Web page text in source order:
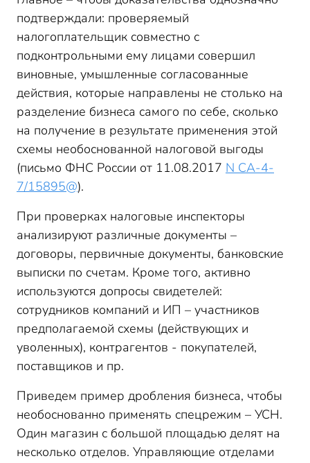
подтверждали: проверяемый
налогоплательщик совместно с
подконтрольными ему лицами совершил
виновные, умышленные согласованные
действия, которые направлены не столько на
разделение бизнеса самого по себе, сколько
на получение в результате применения этой
схемы необоснованной налоговой выгоды
(письмо ФНС России от 11.08.2017 N СА-4-
7/15895@).
При проверках налоговые инспекторы
анализируют различные документы –
договоры, первичные документы, банковские
выписки по счетам. Кроме того, активно
используются допросы свидетелей:
сотрудников компаний и ИП – участников
предполагаемой схемы (действующих и
уволенных), контрагентов - покупателей,
поставщиков и пр.
Приведем пример дробления бизнеса, чтобы
необоснованно применять спецрежим – УСН.
Один магазин с большой площадью делят на
несколько отделов. Управляющие отделами